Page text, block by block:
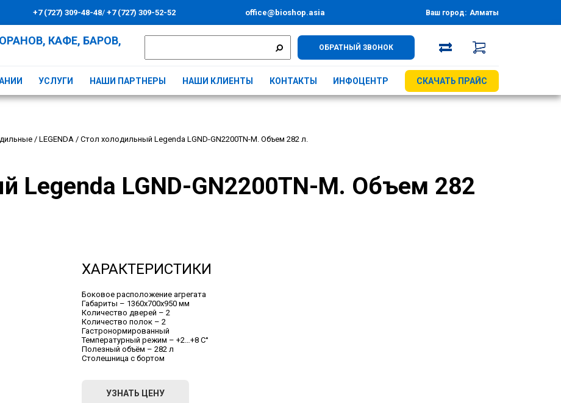
+7 (727) 309-48-48/+7 (727) 309-52-52 office@bioshop.asia Ваш город: Алматы
КАФЕ, БАРОВ,
ОБРАТНЫЙ ЗВОНОК
УСЛУГИ НАШИ ПАРТНЕРЫ НАШИ КЛИЕНТЫ КОНТАКТЫ ИНФОЦЕНТР СКАЧАТЬ ПРАЙС
/ LEGENDA / Стол холодильный Legenda LGND-GN2200TN-M. Объем 282 л.
Legenda LGND-GN2200TN-M. Объем 282
ХАРАКТЕРИСТИКИ
Боковое расположение агрегата
Габариты – 1360х700х950 мм
Количество дверей – 2
Количество полок – 2
Гастронормированный
Температурный режим – +2…+8 C°
Полезный объём – 282 л
Столешница с бортом
УЗНАТЬ ЦЕНУ